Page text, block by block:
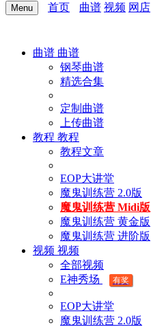
Menu 首页 曲谱 视频 网店
曲谱 曲谱
钢琴曲谱
精选合集
定制曲谱
上传曲谱
教程 教程
教程文章
EOP大讲堂
魔鬼训练营 2.0版
魔鬼训练营 Midi版
魔鬼训练营 黄金版
魔鬼训练营 进阶版
视频 视频
全部视频
E神秀场
有奖
EOP大讲堂
魔鬼训练营 2.0版